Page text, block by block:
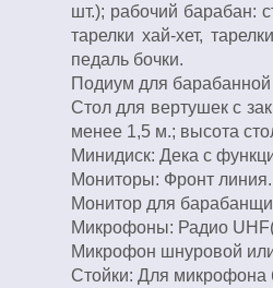
шт.); рабочий барабан:
тарелки хай-хет,
педаль бочки.
Подиум для барабанной
Стол для вертушек с
менее 1,5 м.; высота
Минидиск: Дека с
Мониторы: Фронт
Монитор для
Микрофоны: Радио
Микрофон шнуровой
Стойки: Для микрофона